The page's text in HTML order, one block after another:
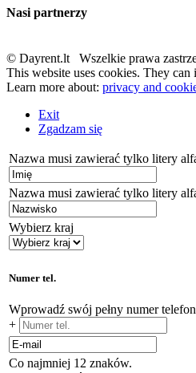
Nasi partnerzy
© Dayrent.lt Wszelkie prawa
This website uses cookies. They
Learn more about: privacy and
Exit
Zgadzam się
Nazwa musi zawierać tylko litery
Nazwa musi zawierać tylko litery
Wybierz kraj
Numer tel.
Wprowadź swój pełny numer
+
Co najmniej 12 znaków.